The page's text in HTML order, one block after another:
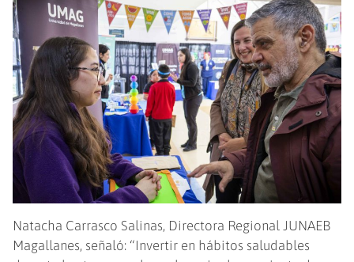
Natacha Carrasco Salinas, Directora Regional JUNAEB
Magallanes, señaló: “Invertir en hábitos saludables